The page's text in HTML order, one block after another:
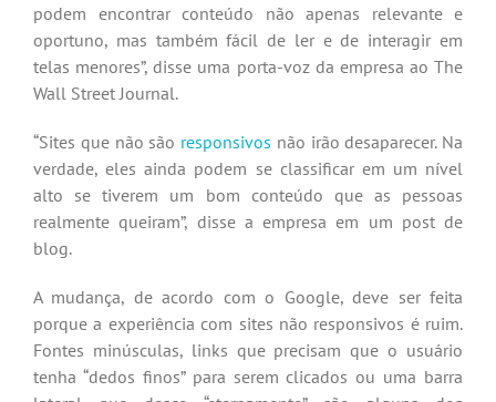
podem encontrar conteúdo não apenas relevante e
oportuno, mas também fácil de ler e de interagir em
telas menores”, disse uma porta-voz da empresa ao The
Wall Street Journal.
“Sites que não são responsivos não irão desaparecer. Na
verdade, eles ainda podem se classificar em um nível
alto se tiverem um bom conteúdo que as pessoas
realmente queiram”, disse a empresa em um post de
blog.
A mudança, de acordo com o Google, deve ser feita
porque a experiência com sites não responsivos é ruim.
Fontes minúsculas, links que precisam que o usuário
tenha “dedos finos” para serem clicados ou uma barra